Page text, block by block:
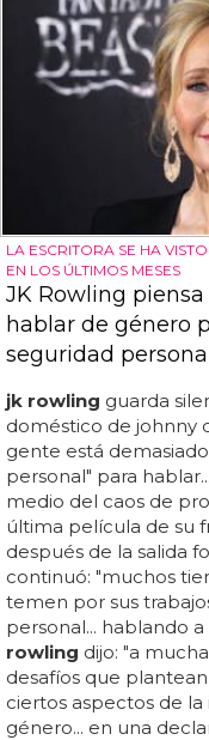
LA ESCRITORA SE HA
EN LOS ÚLTIMOS MESES
JK Rowling
hablar de género
seguridad
jk rowling guarda
doméstico de johnny
gente está
personal" para
medio del caos de
última película de su
después de la salida
continuó: "muchos
temen por sus
personal... hablando
rowling dijo: "a
desafíos que
ciertos aspectos de
género... en una